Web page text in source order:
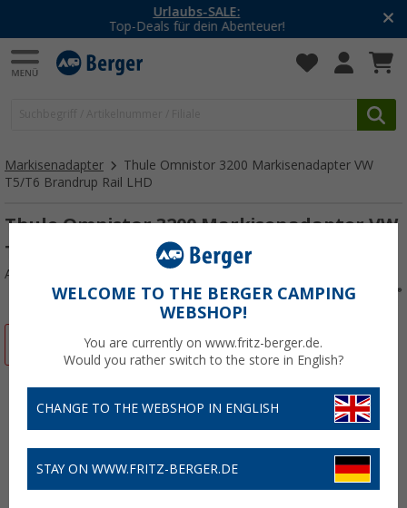
-20% auf Kleidung und Schuhe
Mit dem Aktionscode20SSV
Markisenadapter
Thule Omnistor 3200 Markisenadapter VW
T5/T6 Brandrup Rail LHD
Thule Omnistor 3200 Markisenadapter VW
T5/T6 Brandrup Rail LHD
Art.-Nr.: 308680
WELCOME TO THE BERGER CAMPING
WEBSHOP!
You are currently on www.fritz-berger.de.
Would you rather switch to the store in English?
CHANGE TO THE WEBSHOP IN ENGLISH
STAY ON WWW.FRITZ-BERGER.DE